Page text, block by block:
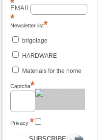
EMAIL
Newsletter list
brigolage
HARDWARE
Materials for the home
Captcha
Privacy